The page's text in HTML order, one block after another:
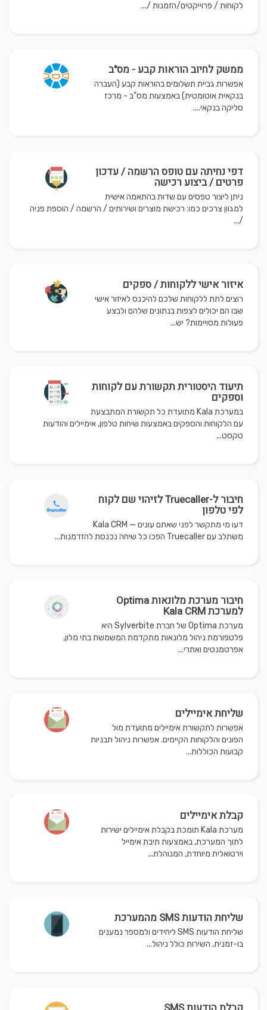
לקוחות / פרוייקטים/הזמנות /...
ממשק לחיוב הוראות קבע - מס"ב
אפשרות גביית תשלומים בהוראות קבע (העברה
בנקאית אוטומטית) באמצעות מס"ב - מרכז
סליקה בנקאי....
דפי נחיתה עם טופס הרשמה / עדכון
פרטים / ביצוע רכישה
ניתן ליצור טפסים עם שדות בהתאמה אישית
למגוון צרכים כמו: רכישת מוצרים ושירותים / הרשמה / הוספת פניה
/...
איזור אישי ללקוחות / ספקים
רוצים לתת ללקוחות שלכם להיכנס לאיזור אישי
שבו הם יכולים לצפות בנתונים שלהם ולבצע
פעולות מסויימות? יש...
תיעוד היסטורית תקשורת עם לקוחות
וספקים
במערכת Kala מתועדת כל תקשורת המתבצעת
עם הלקוחות והספקים באמצעות שיחות טלפון, אימיילים והודעות
טקסט...
חיבור ל-Truecaller לזיהוי שם לקוח
לפי טלפון
דעו מי מתקשר לפני שאתם עונים — Kala CRM
משתלב עם Truecaller הפכו כל שיחה נכנסת להזדמנות...
חיבור מערכת מלונאות Optima
למערכת Kala CRM
מערכת Optima של חברת Sylverbite היא
פלטפורמת ניהול מלונאות מתקדמת המשמשת בתי מלון,
אפרטמנטים ואתרי...
שליחת אימיילים
אפשרות לתקשורת אימיילים מתועדת מול
הפונים והלקוחות הקיימים. אפשרות ניהול תבניות
קבועות הכוללות...
קבלת אימיילים
מערכת Kala תומכת בקבלת אימיילים ישירות
לתוך המערכת, באמצעות תיבת אימייל
וירטואלית מיוחדת, המנוהלת...
שליחת הודעות SMS מהמערכת
שליחת הודעות SMS ליחידים ולמספר נמענים
בו-זמנית. השירות כולל ניהול...